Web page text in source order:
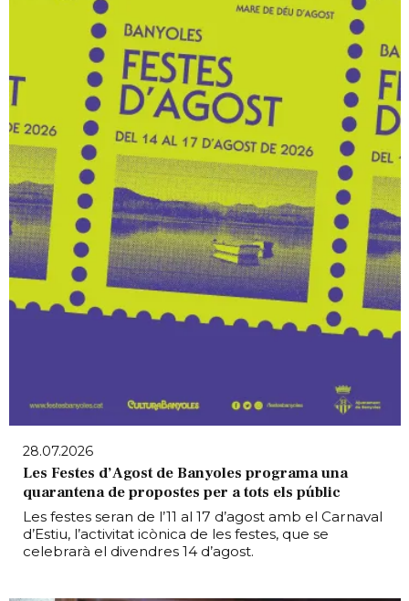
28.07.2026
Les Festes d’Agost de Banyoles programa una
quarantena de propostes per a tots els públic
Les festes seran de l’11 al 17 d’agost amb el Carnaval
d’Estiu, l’activitat icònica de les festes, que se
celebrarà el divendres 14 d’agost.